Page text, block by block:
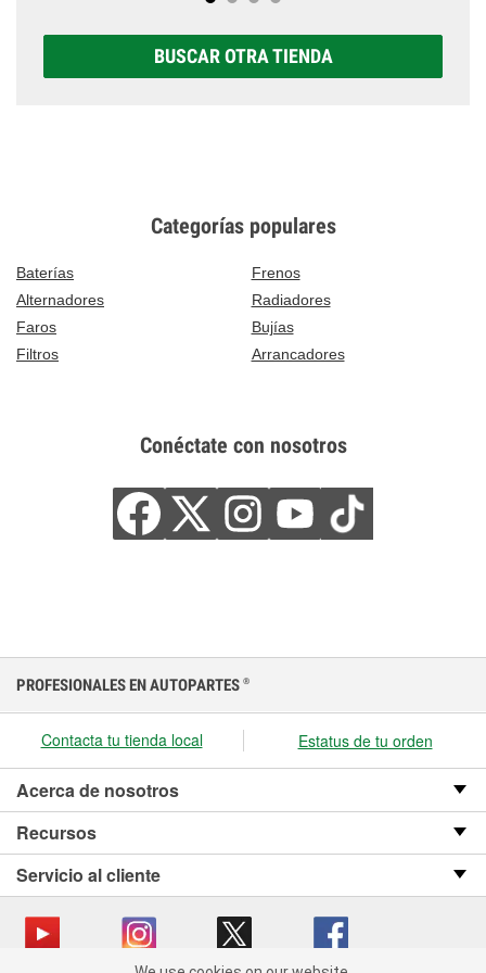
BUSCAR OTRA TIENDA
Categorías populares
Baterías
Frenos
Alternadores
Radiadores
Faros
Bujías
Filtros
Arrancadores
Conéctate con nosotros
PROFESIONALES EN AUTOPARTES ®
Contacta tu tienda local Estatus de tu orden
Acerca de nosotros
Recursos
Servicio al cliente